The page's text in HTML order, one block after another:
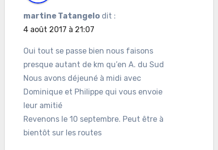
martine Tatangelo dit :
4 août 2017 à 21:07
Oui tout se passe bien nous faisons
presque autant de km qu’en A. du Sud
Nous avons déjeuné à midi avec
Dominique et Philippe qui vous envoie
leur amitié
Revenons le 10 septembre. Peut être à
bientôt sur les routes